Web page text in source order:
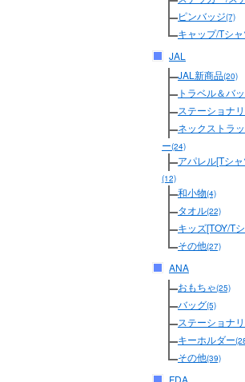
ピンバッジ(7)
キャップ/Tシ
JAL
JAL新商品(20)
トラベル＆バ
ステーショナ
ネックストラ
ー(24)
アパレル[Tシ
(12)
和小物(4)
タオル(22)
キッズ[TOY/T
その他(27)
ANA
おもちゃ(25)
バッグ(5)
ステーショナ
キーホルダー
その他(39)